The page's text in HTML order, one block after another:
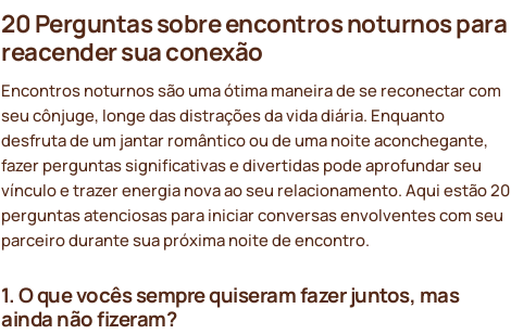
20 Perguntas sobre encontros noturnos para
reacender sua conexão
Encontros noturnos são uma ótima maneira de se reconectar com
seu cônjuge, longe das distrações da vida diária. Enquanto
desfruta de um jantar romântico ou de uma noite aconchegante,
fazer perguntas significativas e divertidas pode aprofundar seu
vínculo e trazer energia nova ao seu relacionamento. Aqui estão 20
perguntas atenciosas para iniciar conversas envolventes com seu
parceiro durante sua próxima noite de encontro.
1. O que vocês sempre quiseram fazer juntos, mas
ainda não fizeram?